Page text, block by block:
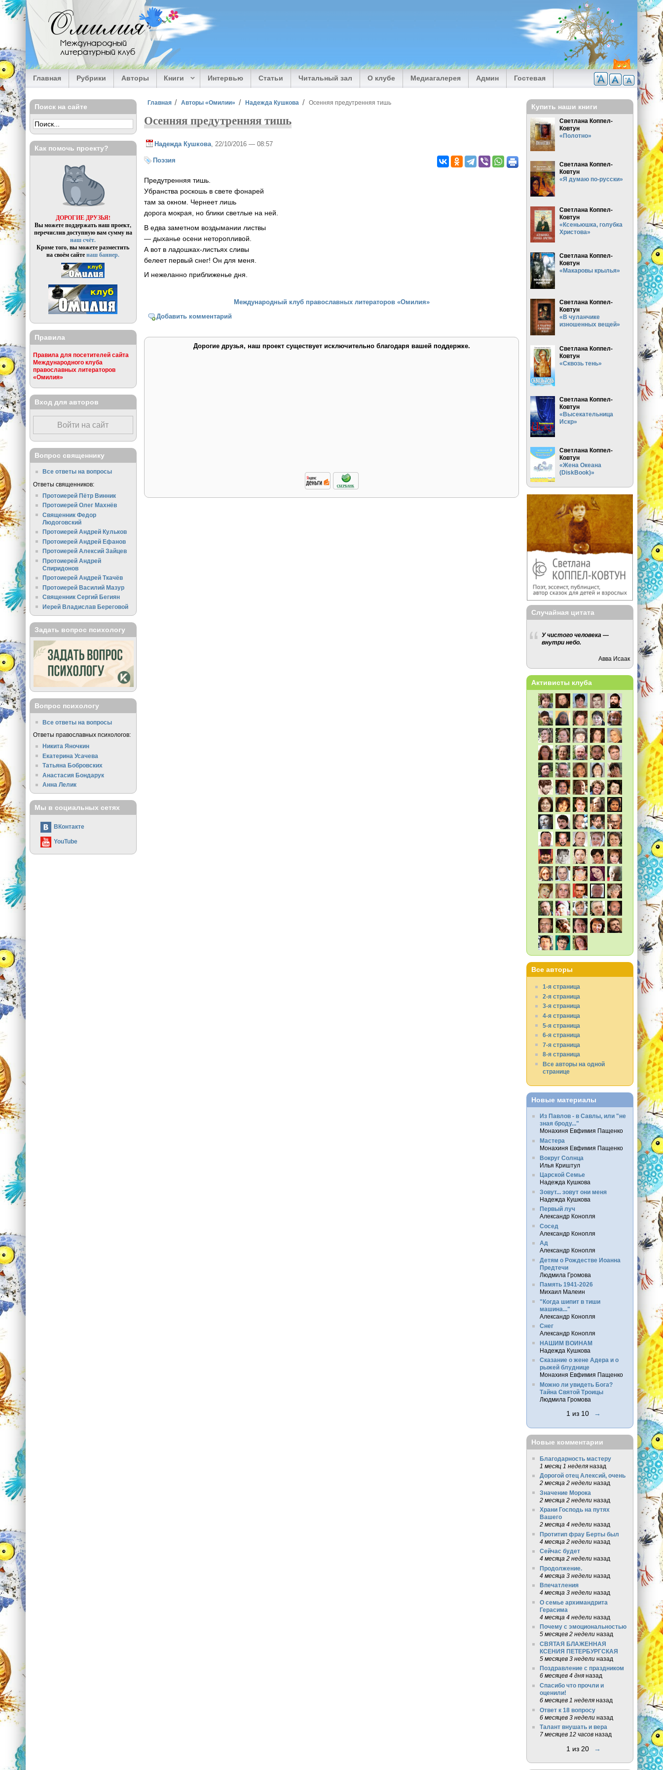
Перейти к основному содержанию
Омилия
Международный
литературный клуб
Главная Рубрики Авторы Книги Интервью Статьи Читальный зал О клубе Медиагалерея Админ Гостевая
Вы здесь
Главная Авторы «Омилии» Надежда Кушкова Осенняя предутренняя тишь
Осенняя предутренняя тишь
Надежда Кушкова , 22/10/2016 — 08:57
Поэзия
Предутренняя тишь.
Убранства роскошь в свете фонарей
там за окном. Чернеет лишь
дорога мокрая, но блики светлые на ней.
В едва заметном воздымании листвы
— дыханье осени неторопливой.
А вот в ладошках-листьях сливы
белеет первый снег! Он для меня.
И нежеланно приближенье дня.
Международный клуб православных литераторов «Омилия»
Добавить комментарий
Дорогие друзья, наш проект существует исключительно благодаря вашей поддержке.
Поиск на сайте
Как помочь проекту?
ДОРОГИЕ ДРУЗЬЯ!
Вы можете поддержать наш проект,
перечислив доступную вам сумму на
наш счёт.
Кроме того, вы можете разместить
на своём сайтенаш баннер.
Правила
Правила для посетителей сайта
Международного клуба
православных литераторов
«Омилия»
Вход для авторов
Войти на сайт
Вопрос священнику
Все ответы на вопросы
Ответы священников:
Протоиерей Пётр Винник
Протоиерей Олег Махнёв
Священник Федор
Людоговский
Протоиерей Андрей Кульков
Протоиерей Андрей Ефанов
Протоиерей Алексий Зайцев
Протоиерей Андрей
Спиридонов
Протоиерей Андрей Ткачёв
Протоиерей Василий Мазур
Священник Сергий Бегиян
Иерей Владислав Береговой
Задать вопрос психологу
Вопрос психологу
Все ответы на вопросы
Ответы православных психологов:
Никита Яночкин
Екатерина Усачева
Татьяна Бобровских
Анастасия Бондарук
Анна Лелик
Мы в социальных сетях
ВКонтакте
YouTube
Купить наши книги
Светлана Коппел-
Ковтун
«Полотно»
Светлана Коппел-
Ковтун
«Я думаю по-русски»
Светлана Коппел-
Ковтун
«Ксеньюшка, голубка
Христова»
Светлана Коппел-
Ковтун
«Макаровы крылья»
Светлана Коппел-
Ковтун
«В чуланчике
изношенных вещей»
Светлана Коппел-
Ковтун
«Сквозь тень»
Светлана Коппел-
Ковтун
«Высекательница
Искр»
Светлана Коппел-
Ковтун
«Жена Океана
(DiskBook)»
Случайная цитата
У чистого человека —
внутри небо.
Авва Исаак
Активисты клуба
Все авторы
1-я страница
2-я страница
3-я страница
4-я страница
5-я страница
6-я страница
7-я страница
8-я страница
Все авторы на одной
странице
Новые материалы
Из Павлов - в Савлы, или "не
зная броду..."
Монахиня Евфимия Пащенко
Мастера
Монахиня Евфимия Пащенко
Вокруг Солнца
Илья Криштул
Царской Семье
Надежда Кушкова
Зовут... зовут они меня
Надежда Кушкова
Первый луч
Александр Конопля
Сосед
Александр Конопля
Ад
Александр Конопля
Детям о Рождестве Иоанна
Предтечи
Людмила Громова
Память 1941-2026
Михаил Малеин
"Когда шипит в тиши
машина..."
Александр Конопля
Снег
Александр Конопля
НАШИМ ВОИНАМ
Надежда Кушкова
Сказание о жене Адера и о
рыжей блуднице
Монахиня Евфимия Пащенко
Можно ли увидеть Бога?
Тайна Святой Троицы
Людмила Громова
1 из 10 →
Новые комментарии
Благодарность мастеру
1 месяц 1 неделяназад
Дорогой отец Алексий, очень
2 месяца 2 неделиназад
Значение Морока
2 месяца 2 неделиназад
Храни Господь на путях
Вашего
2 месяца 4 неделиназад
Протитип фрау Берты был
4 месяца 2 неделиназад
Сейчас будет
4 месяца 2 неделиназад
Продолжение.
4 месяца 3 неделиназад
Впечатления
4 месяца 3 неделиназад
О семье архимандрита
Герасима
4 месяца 4 неделиназад
Почему с эмоциональностью
5 месяцев 2 неделиназад
СВЯТАЯ БЛАЖЕННАЯ
КСЕНИЯ ПЕТЕРБУРГСКАЯ
5 месяцев 3 неделиназад
Поздравление с праздником
6 месяцев 4 дняназад
Спасибо что прочли и
оценили!
6 месяцев 1 неделяназад
Ответ к 18 вопросу
6 месяцев 3 неделиназад
Талант внушать и вера
7 месяцев 12 часовназад
1 из 20 →